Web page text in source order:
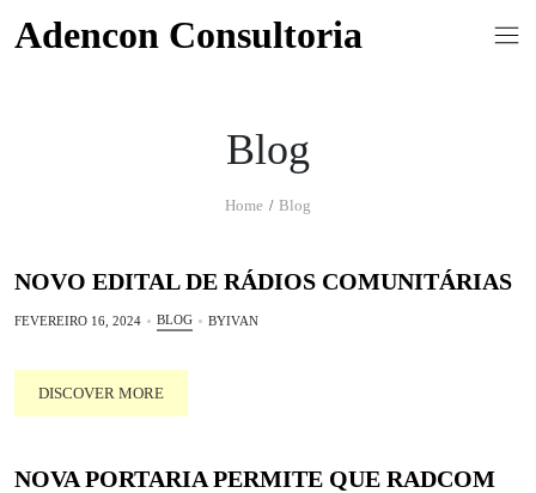
Adencon Consultoria
Blog
Home Blog
NOVO EDITAL DE RÁDIOS COMUNITÁRIAS
FEVEREIRO 16, 2024 BLOG BYIVAN
DISCOVER MORE
NOVA PORTARIA PERMITE QUE RADCOM